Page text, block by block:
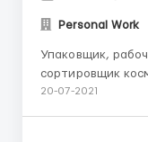
Personal Work
Упаковщик,
сортировщик
без опыта и
20-07-2021